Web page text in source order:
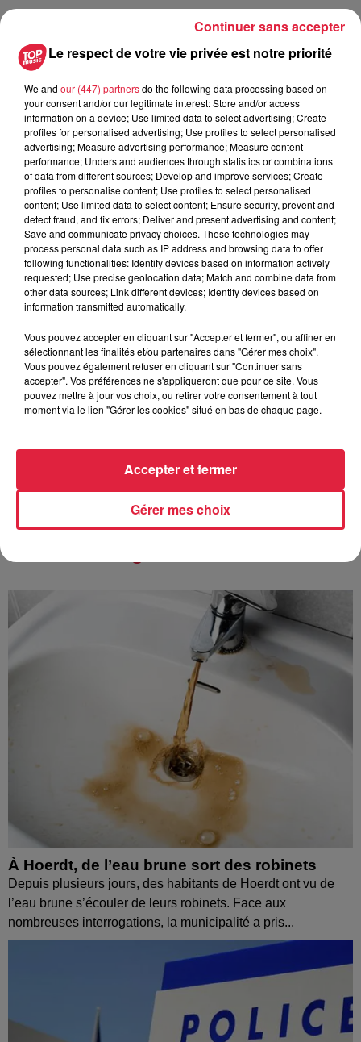
Publié : 24 octobre 2023 à 11h37 - Modifié : 30 octobre 2025
à 16h48 Jules Scheuer
A lire aussi
6 août 2026
À Hoerdt, de l’eau brune sort des
robinets
6 août 2026
Tags antisémites à Strasbourg :
6 août 2026
Au zoo de Mulhouse : rencontre
À Hoerdt, de l’eau brune sort des robinets
Depuis plusieurs jours, des habitants de Hoerdt ont vu de
l’eau brune s’écouler de leurs robinets. Face aux
nombreuses interrogations, la municipalité a pris...
Le respect de votre vie privée est notre priorité
We and our (447) partnersdo the following data processing based on
your consent and/or our legitimate interest: Store and/or access
information on a device; Use limited data to select advertising; Create
profiles for personalised advertising; Use profiles to select personalised
advertising; Measure advertising performance; Measure content
performance; Understand audiences through statistics or combinations
of data from different sources; Develop and improve services; Create
profiles to personalise content; Use profiles to select personalised
content; Use limited data to select content; Ensure security, prevent and
detect fraud, and fix errors; Deliver and present advertising and content;
Save and communicate privacy choices. These technologies may
process personal data such as IP address and browsing data to offer
following functionalities: Identify devices based on information actively
requested; Use precise geolocation data; Match and combine data from
other data sources; Link different devices; Identify devices based on
information transmitted automatically.
Vous pouvez accepter en cliquant sur "Accepter et fermer", ou affiner en
sélectionnant les finalités et/ou partenaires dans "Gérer mes choix".
Vous pouvez également refuser en cliquant sur "Continuer sans
accepter". Vos préférences ne s'appliqueront que pour ce site. Vous
pouvez mettre à jour vos choix, ou retirer votre consentement à tout
moment via le lien "Gérer les cookies" situé en bas de chaque page.
Gérer mes choix
Accepter et fermer
Continuer sans accepter